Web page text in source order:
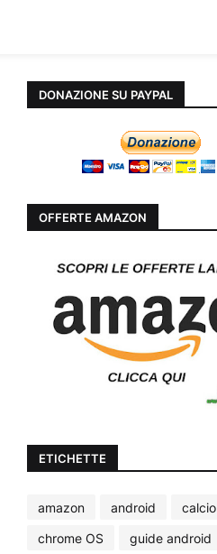
DONAZIONE SU PAYPAL
OFFERTE AMAZON
ETICHETTE
amazon android
calcio
chrome OS
guide android